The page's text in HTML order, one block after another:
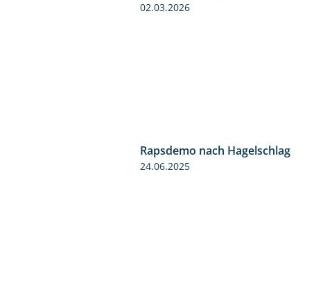
02.03.2026
Rapsdemo nach Hagelschlag
24.06.2025